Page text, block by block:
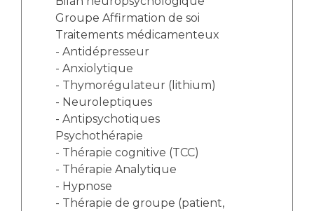
Groupe Affirmation de soi
Traitements médicamenteux
- Antidépresseur
- Anxiolytique
- Thymorégulateur (lithium)
- Neuroleptiques
- Antipsychotiques
Psychothérapie
- Thérapie cognitive (TCC)
- Thérapie Analytique
- Hypnose
- Thérapie de groupe (patient,